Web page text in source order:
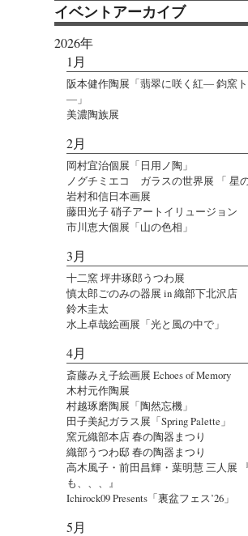
イベントアーカイブ
2026年
1月
阪本健作陶展「翡翠に咲く紅― 鈞窯
―」
美濃陶族展
2月
岡村宜治個展「日用ノ陶」
ノグチミエコ ガラスの世界展 「 星の
岩村和信日本画展
藤田光子 硝子アートイリュージョン
市川恵大個展「山の色相」
3月
十二窯 坪井琢郎うつわ展
慎太郎ごのみの器展 in 織部下北沢店
鈴木圭太
水上卓哉絵画展「光と風の中で」
4月
斎藤みえ子絵画展 Echoes of Memory
木村元作陶展
村越琢磨陶展「陶然忘機」
田子美紀ガラス展「Spring Palette」
窯元織部本店 春の陶器まつり
織部うつわ邸 春の陶器まつり
高木風子・前田昌輝・葉明慧 三人展
も、、、』
Ichirock09 Presents「裏盆フェス’26」
5月